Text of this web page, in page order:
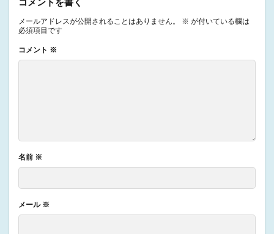
コメントを書く
メールアドレスが公開されることはありません。 ※ が付いている欄は
必須項目です
コメント ※
名前 ※
メール ※